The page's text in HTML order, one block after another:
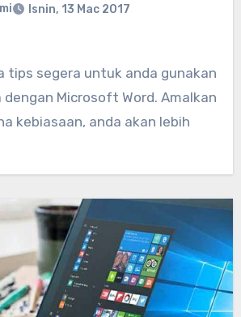
Isnin, 13 Mac 2017
tips segera untuk anda gunakan
Microsoft Word. Amalkan
kebiasaan, anda akan lebih